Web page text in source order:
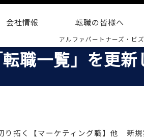
会社情報 転職の皆様へ
アルファパートナーズ・ビズ
転職一覧」を更
り拓く【マーケティング職】他 新